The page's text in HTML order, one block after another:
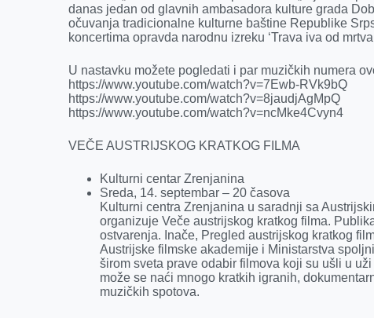
danas jedan od glavnih ambasadora kulture grada
očuvanja tradicionalne kulturne baštine Republike
koncertima opravda narodnu izreku ‘Trava iva od
U nastavku možete pogledati i par muzičkih numera
https://www.youtube.com/watch?v=7Ewb-RVk9bQ
https://www.youtube.com/watch?v=8jaudjAgMpQ
https://www.youtube.com/watch?v=ncMke4Cvyn4
VEČE AUSTRIJSKOG KRATKOG FILMA
Kulturni centar Zrenjanina
Sreda, 14. septembar – 20 časova
Kulturni centra Zrenjanina u saradnji sa
organizuje Veče austrijskog kratkog filma.
ostvarenja. Inače, Pregled austrijskog kratkog
Austrijske filmske akademije i Ministarstva
širom sveta prave odabir filmova koji su ušli u
može se naći mnogo kratkih igranih,
muzičkih spotova.